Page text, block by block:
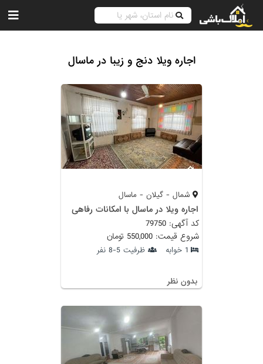
اجاره ویلا دنج و زیبا در ماسال
شمال - گیلان - ماسال
اجاره ویلا در ماسال با امکانات رفاهی
کد آگهی: 79750
شروع قیمت: 550,000 تومان
1 خوابه ظرفیت 5-8 نفر
بدون نظر